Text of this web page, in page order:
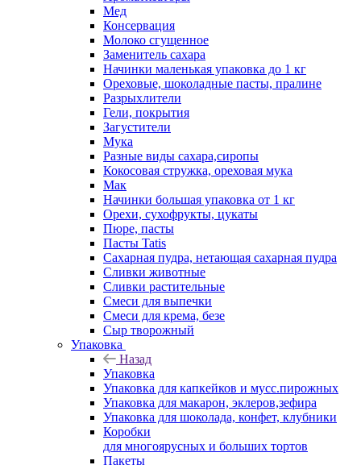
Мед
Консервация
Молоко сгущенное
Заменитель сахара
Начинки маленькая упаковка до 1 кг
Ореховые, шоколадные пасты, пралине
Разрыхлители
Гели, покрытия
Загустители
Мука
Разные виды сахара,сиропы
Кокосовая стружка, ореховая мука
Мак
Начинки большая упаковка от 1 кг
Орехи, сухофрукты, цукаты
Пюре, пасты
Пасты Tatis
Сахарная пудра, нетающая сахарная пудра
Сливки животные
Сливки растительные
Смеси для выпечки
Смеси для крема, безе
Сыр творожный
Упаковка
Назад
Упаковка
Упаковка для капкейков и мусс.пирожных
Упаковка для макарон, эклеров,зефира
Упаковка для шоколада, конфет, клубники
Коробки
для многоярусных и больших тортов
Пакеты